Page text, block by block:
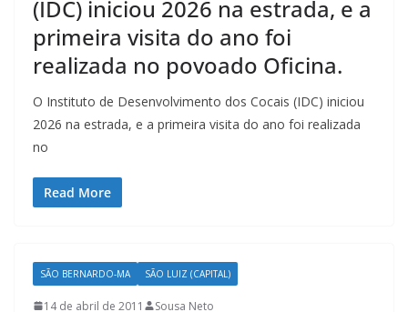
(IDC) iniciou 2026 na estrada, e a
primeira visita do ano foi
realizada no povoado Oficina.
O Instituto de Desenvolvimento dos Cocais (IDC) iniciou
2026 na estrada, e a primeira visita do ano foi realizada
no
Read More
SÃO BERNARDO-MA SÃO LUIZ (CAPITAL)
14 de abril de 2011 Sousa Neto